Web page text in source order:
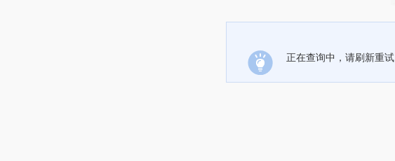
正在查询中，请刷新重试